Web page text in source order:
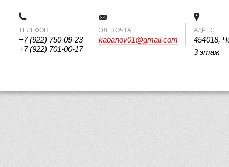
ТЕЛЕФОН
+7 (922) 750-09-23
+7 (922) 701-00-17
ЭЛ. ПОЧТА
kabanov01@gmail.com
АДРЕС
454018,
3 этаж